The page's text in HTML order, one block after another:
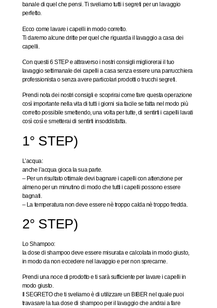
banale di quel che pensi. Ti sveliamo tutti i segreti per un lavaggio
perfetto.
Ecco come lavare i capelli in modo corretto.
Ti daremo alcune dritte per quel che riguarda il lavaggio a casa dei
capelli.
Con questi 6 STEPe attraverso i nostri consigli migliorerai il tuo
lavaggio settimanale dei capelli a casa senza essere una parrucchiera
professionista o senza avere particolari prodotti o trucchi segreti.
Prendi nota dei nostri consigli e scoprirai come fare questa operazione
così importante nella vita di tutti i giorni sia facile se fatta nel modo più
corretto possibile smettendo, una volta per tutte, di sentirti i capelli lavati
così così e smetterai di sentirti insoddisfatta.
1° STEP)
L’acqua:
anche l’acqua gioca la sua parte.
– Per un risultato ottimale devi bagnare i capelli con attenzione per
almeno per un minutino di modo che tutti i capelli possono essere
bagnati.
– La temperatura non deve essere nè troppo calda nè troppo fredda.
2° STEP)
Lo Shampoo:
la dose di shampoo deve essere misurata e calcolata in modo giusto,
in modo da non eccedere nel lavaggio e per non sprecarne.
Prendi una noce di prodotto e ti sarà sufficiente per lavare i capelli in
modo giusto.
Il SEGRETO che ti sveliamo è di utilizzare un BIBER nel quale puoi
travasare la tua dose di shampoo per il lavaggio che andrai a fare